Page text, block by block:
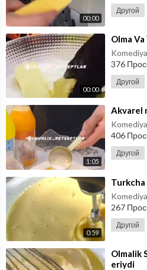
00:00
Другой
00:00
⁣Olma
Komediya
376
Другой
1:05
⁣Akvarel
Komediya
406
Другой
0:59
Komediya
267
Другой
⁣Olmalik
eriydi